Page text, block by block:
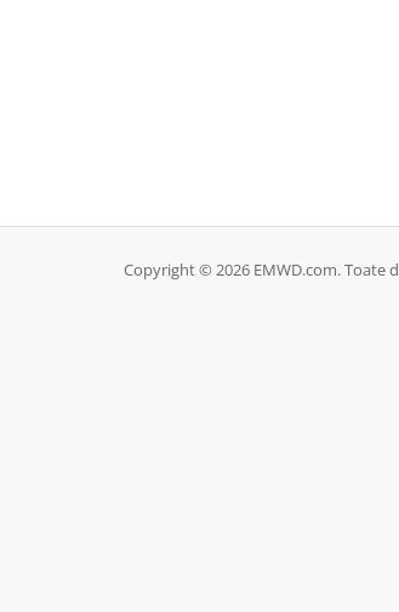
Copyright © 2026 EMWD.com. Toate